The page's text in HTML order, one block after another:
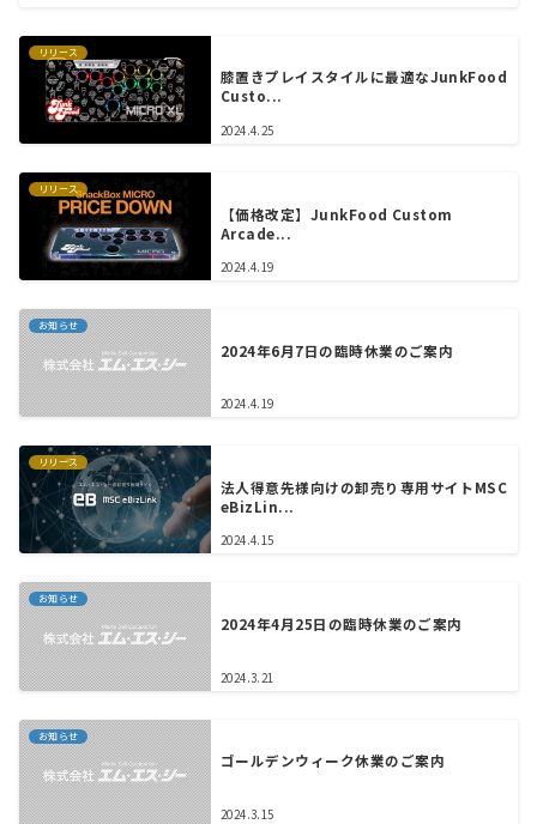
リリース
膝置きプレイスタイルに最適なJunkFood
Custo...
2024.4.25
リリース
【価格改定】JunkFood Custom
Arcade...
2024.4.19
お知らせ
2024年6月7日の臨時休業のご案内
2024.4.19
リリース
法人得意先様向けの卸売り専用サイトMSC
eBizLin...
2024.4.15
お知らせ
2024年4月25日の臨時休業のご案内
2024.3.21
お知らせ
ゴールデンウィーク休業のご案内
2024.3.15